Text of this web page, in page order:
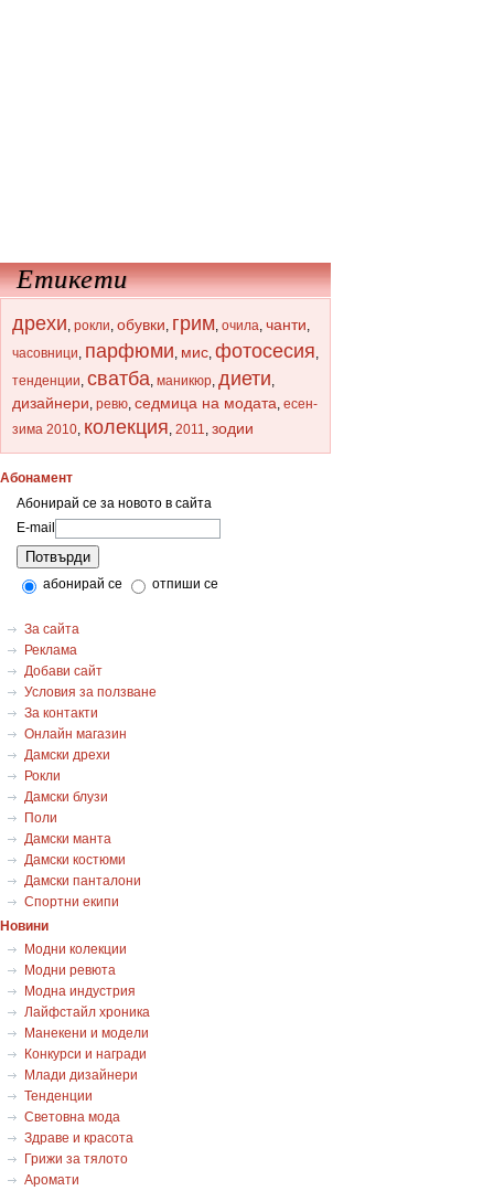
Етикети
дрехи, рокли, обувки, грим, очила, чанти,
часовници, парфюми, мис, фотосесия,
тенденции, сватба, маникюр, диети,
дизайнери, ревю, седмица на модата, есен-
зима 2010, колекция, 2011, зодии
Абонамент
Абонирай се за новото в сайта
E-mail
Потвърди
абонирай се отпиши се
За сайта
Реклама
Добави сайт
Условия за ползване
За контакти
Онлайн магазин
Дамски дрехи
Рокли
Дамски блузи
Поли
Дамски манта
Дамски костюми
Дамски панталони
Спортни екипи
Новини
Модни колекции
Модни ревюта
Модна индустрия
Лайфстайл хроника
Манекени и модели
Конкурси и награди
Млади дизайнери
Тенденции
Световна мода
Здраве и красота
Грижи за тялото
Аромати